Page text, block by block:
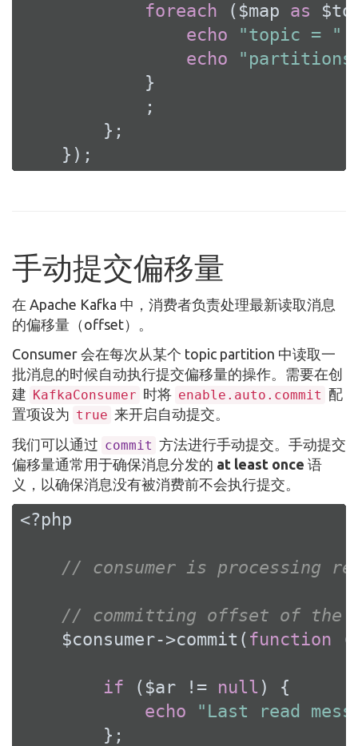
foreach ($map as
echo
"topic = "
echo
            }
            ;
        };
    });
手动提交偏移量
在 Apache Kafka 中，消费者负责处理最新读取消息
的偏移量（offset）。
Consumer 会在每次从某个 topic partition 中读取一
批消息的时候自动执行提交偏移量的操作。需要在创
建 KafkaConsumer 时将 enable.auto.commit 配
置项设为 true 来开启自动提交。
我们可以通过 commit 方法进行手动提交。手动提交
偏移量通常用于确保消息分发的 at least once 语
义，以确保消息没有被消费前不会执行提交。
<?php
// consumer is processing
// committing offset of the
    $consumer->commit(
function
if ($ar != null ) {
echo
"Last read
        };